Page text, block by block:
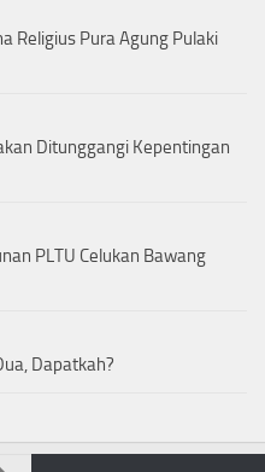
Religius Pura Agung Pulaki
Ditunggangi Kepentingan
PLTU Celukan Bawang
Dapatkah?